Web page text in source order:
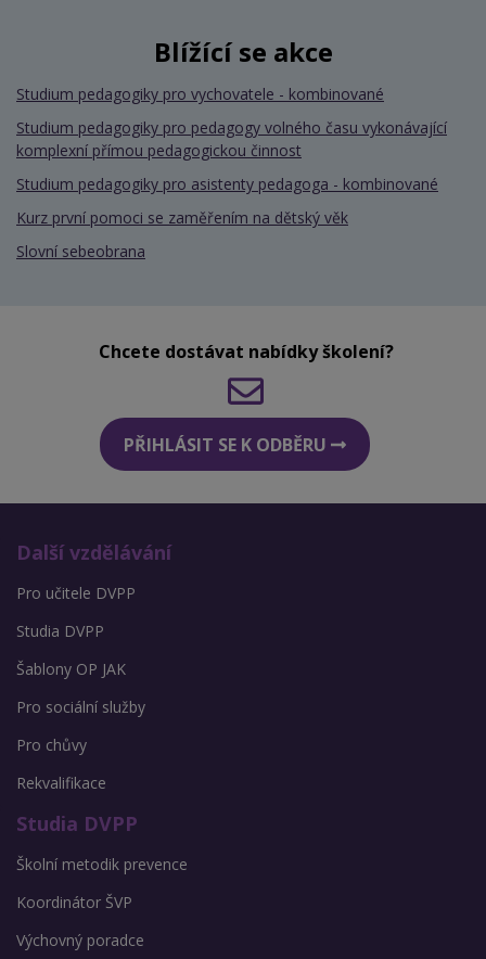
Blížící se akce
Studium pedagogiky pro vychovatele - kombinované
Studium pedagogiky pro pedagogy volného času vykonávající
komplexní přímou pedagogickou činnost
Studium pedagogiky pro asistenty pedagoga - kombinované
Kurz první pomoci se zaměřením na dětský věk
Slovní sebeobrana
Chcete dostávat nabídky školení?
PŘIHLÁSIT SE K ODBĚRU
Další vzdělávání
Pro učitele DVPP
Studia DVPP
Šablony OP JAK
Pro sociální služby
Pro chůvy
Rekvalifikace
Studia DVPP
Školní metodik prevence
Koordinátor ŠVP
Výchovný poradce